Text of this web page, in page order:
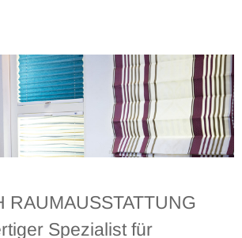
RAUMAUSSTATTUNG
Spezialist für